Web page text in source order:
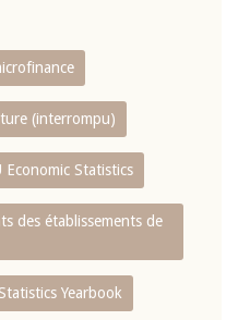
(interrompu)
Statistics
des établissements de
Statistics Yearbook